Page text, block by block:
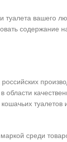
вашего
содержание
среди